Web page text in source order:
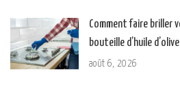
Comment faire briller
bouteille d’huile d’olive
août 6, 2026